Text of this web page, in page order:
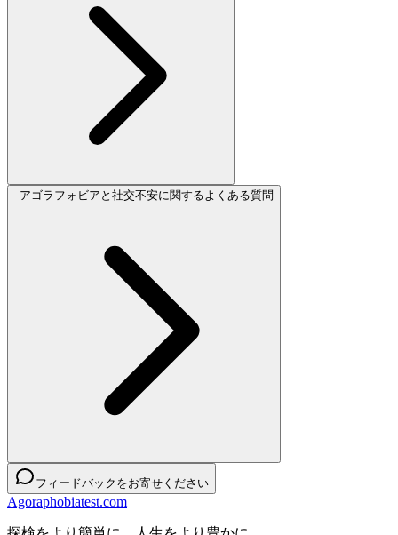
アゴラフォビアと社交不安に関するよくある質問
フィードバックをお寄せください
Agoraphobiatest.com